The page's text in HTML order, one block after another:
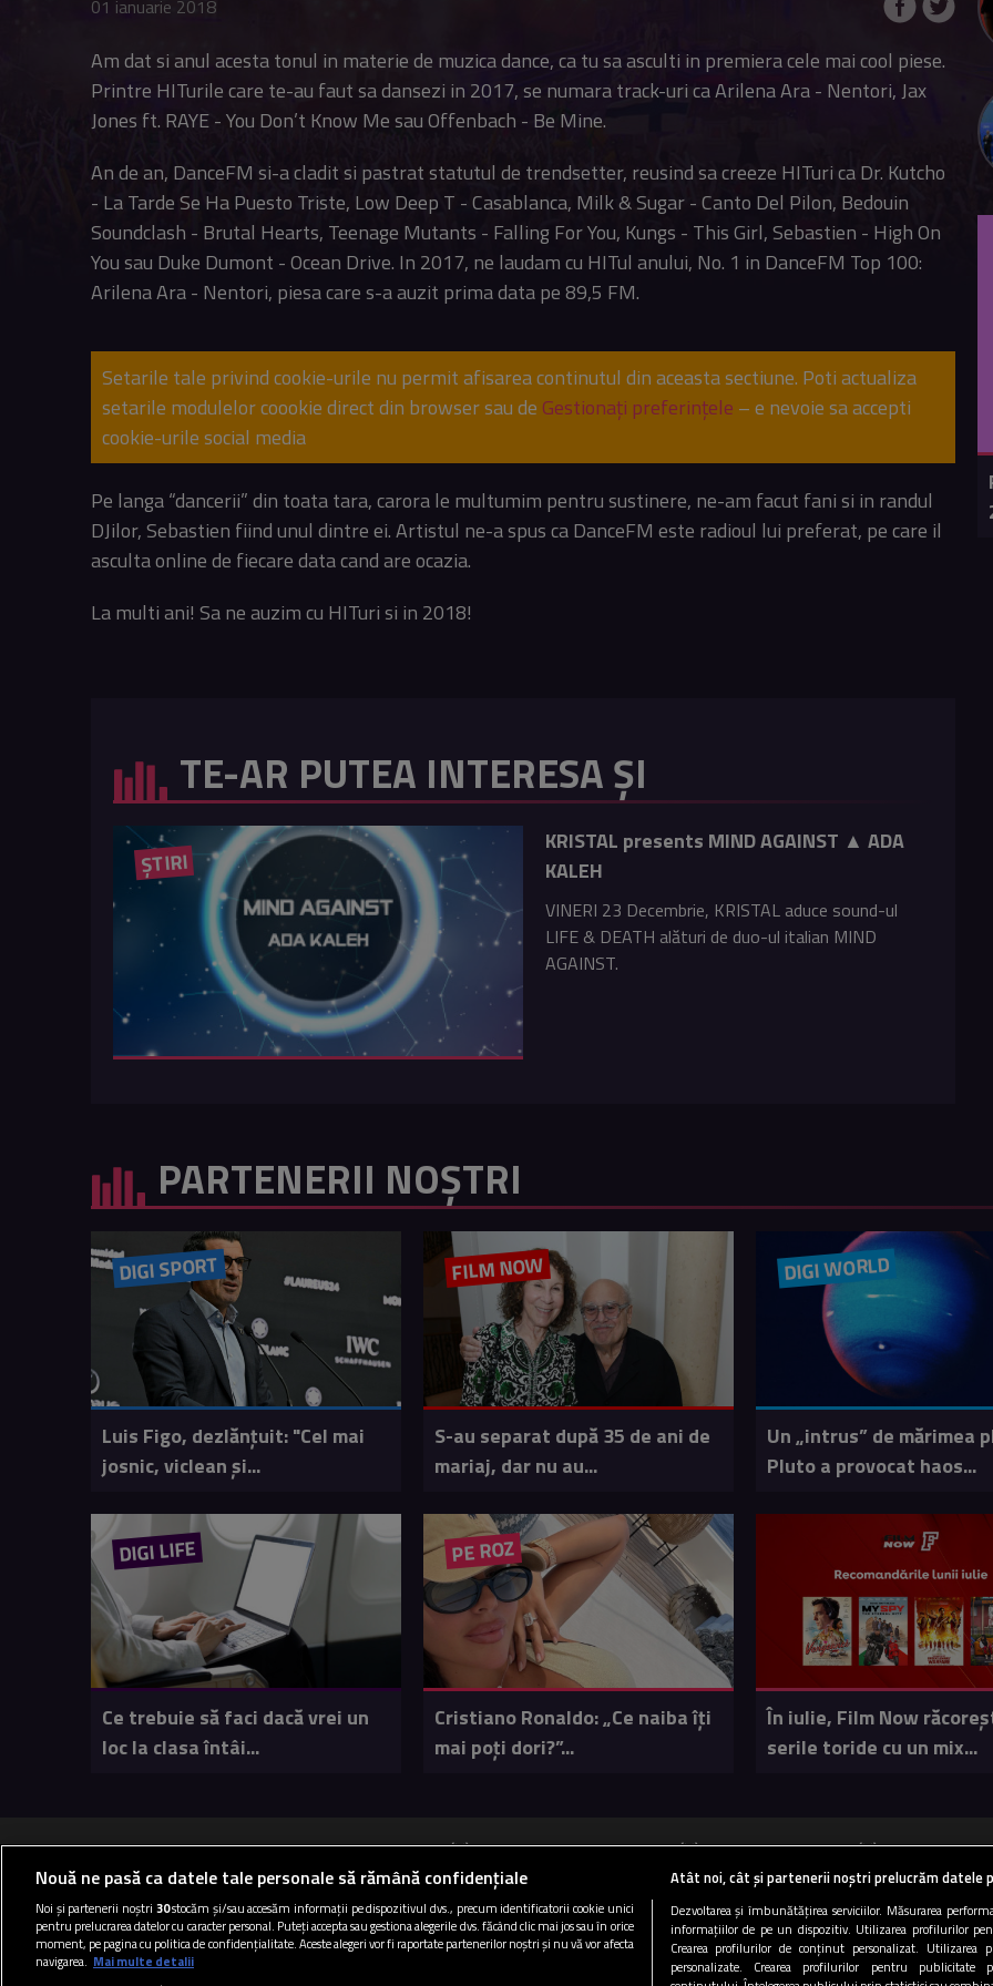
01 ianuarie 2018
Am dat si anul acesta tonul in materie de muzica dance, ca tu sa asculti in premiera cele mai cool piese.
Printre HITurile care te-au faut sa dansezi in 2017, se numara track-uri ca Arilena Ara - Nentori, Jax
Jones ft. RAYE - You Don’t Know Me sau Offenbach - Be Mine.
An de an, DanceFM si-a cladit si pastrat statutul de trendsetter, reusind sa creeze HITuri ca Dr. Kutcho
- La Tarde Se Ha Puesto Triste, Low Deep T - Casablanca, Milk & Sugar - Canto Del Pilon, Bedouin
Soundclash - Brutal Hearts, Teenage Mutants - Falling For You, Kungs - This Girl, Sebastien - High On
You sau Duke Dumont - Ocean Drive. In 2017, ne laudam cu HITul anului, No. 1 in DanceFM Top 100:
Arilena Ara - Nentori, piesa care s-a auzit prima data pe 89,5 FM.
Setarile tale privind cookie-urile nu permit afisarea continutul din aceasta sectiune. Poti actualiza
setarile modulelor coookie direct din browser sau de Gestionați preferințele – e nevoie sa accepti
cookie-urile social media
Pe langa “dancerii” din toata tara, carora le multumim pentru sustinere, ne-am facut fani si in randul
DJilor, Sebastien fiind unul dintre ei. Artistul ne-a spus ca DanceFM este radioul lui preferat, pe care il
asculta online de fiecare data cand are ocazia.
La multi ani! Sa ne auzim cu HITuri si in 2018!
TE-AR PUTEA INTERESA ȘI
ȘTIRI
KRISTAL presents MIND AGAINST ▲ ADA
KALEH
VINERI 23 Decembrie, KRISTAL aduce sound-ul
LIFE & DEATH alături de duo-ul italian MIND
AGAINST.
PARTENERII NOȘTRI
DIGI SPORT
Luis Figo, dezlănțuit: "Cel mai
josnic, viclean și...
FILM NOW
S-au separat după 35 de ani de
mariaj, dar nu au...
DIGI WORLD
Un „intrus” de mărimea
Pluto a provocat haos...
DIGI LIFE
Ce trebuie să faci dacă vrei un
loc la clasa întâi...
PE ROZ
Cristiano Ronaldo: „Ce naiba îți
mai poți dori?”...
În iulie, Film Now
serile toride cu un mix...
București 89.5 FM Cluj 103 FM
Târgu Mureș
Copyright © 2026 / DIGI ROMANIA S.A.
Termeni si conditii|Gestionați preferințele|Politica de confidentialitate|Arhiva
Nouă ne pasă ca datele tale personale să rămână confidențiale
Noi și partenerii noștri 30stocăm și/sau accesăm informații pe dispozitivul dvs., precum identificatorii cookie unici
pentru prelucrarea datelor cu caracter personal. Puteți accepta sau gestiona alegerile dvs. făcând clic mai jos sau în orice
moment, pe pagina cu politica de confidențialitate. Aceste alegeri vor fi raportate partenerilor noștri și nu vă vor afecta
navigarea. Mai multe detalii
Atât noi, cât și partenerii noștri prelucrăm datele
Dezvoltarea și îmbunătățirea serviciilor. Măsurarea
informațiilor de pe un dispozitiv. Utilizarea profilurilor
Crearea profilurilor de conținut personalizat. Utilizarea
personalizate. Crearea profilurilor pentru publicitate